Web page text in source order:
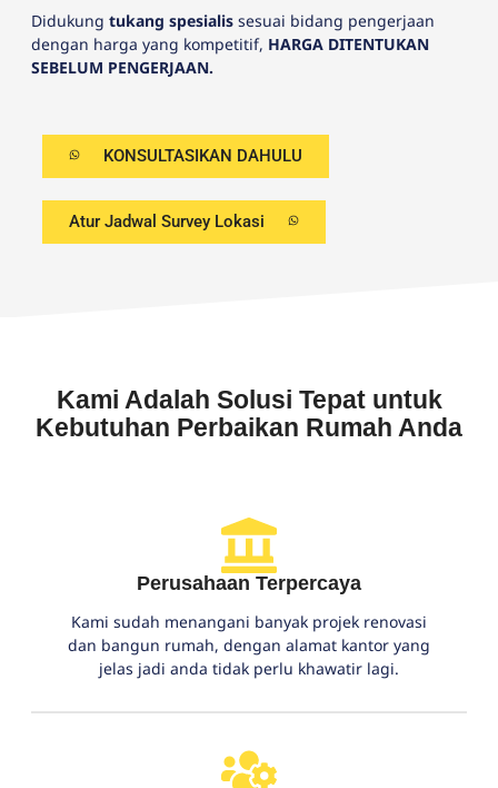
Didukung tukang spesialis sesuai bidang pengerjaan
dengan harga yang kompetitif, HARGA DITENTUKAN
SEBELUM PENGERJAAN.
KONSULTASIKAN DAHULU
Atur Jadwal Survey Lokasi
Kami Adalah Solusi Tepat untuk
Kebutuhan Perbaikan Rumah Anda
Perusahaan Terpercaya
Kami sudah menangani banyak projek renovasi
dan bangun rumah, dengan alamat kantor yang
jelas jadi anda tidak perlu khawatir lagi.